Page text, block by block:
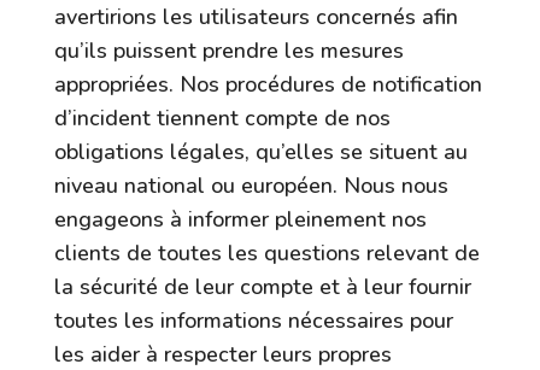
avertirions les utilisateurs concernés afin
qu’ils puissent prendre les mesures
appropriées. Nos procédures de notification
d’incident tiennent compte de nos
obligations légales, qu’elles se situent au
niveau national ou européen. Nous nous
engageons à informer pleinement nos
clients de toutes les questions relevant de
la sécurité de leur compte et à leur fournir
toutes les informations nécessaires pour
les aider à respecter leurs propres